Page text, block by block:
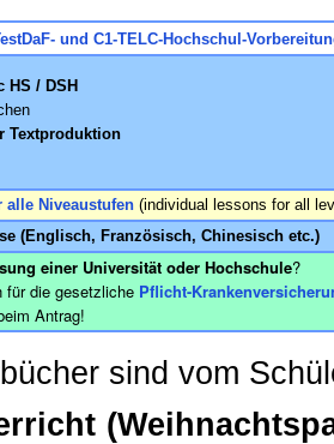
und C1-TELC-Hochschul-
HS / DSH
Textproduktion
Niveaustufen (individual lessons for all
(Englisch, Französisch, Chinesisch etc.)
einer Universität oder Hochschule?
für die gesetzliche Pflicht-
Antrag!
sind vom